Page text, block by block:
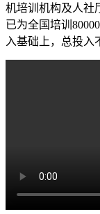
机培训机构及人社
已为全国培训
入基础上，总投入